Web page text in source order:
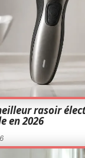
rasoir
en 2026